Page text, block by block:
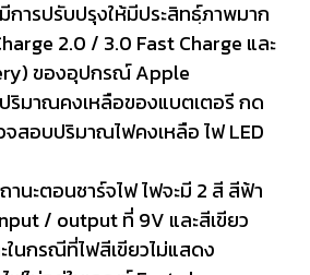
การปรับปรุงให้มีประสิทธฺ์ภาพมาก
2.0 / 3.0 Fast Charge และ
ของอุปกรณ์ Apple
ริมาณคงเหลือของแบตเตอรี กด
สอบปริมาณไฟคงเหลือ ไฟ LED
านะตอนชาร์จไฟ ไฟจะมี 2 สี สีฟ้า
/ output ที่ 9V และสีเขียว
ในกรณีที่ไฟสีเขียวไม่แสดง